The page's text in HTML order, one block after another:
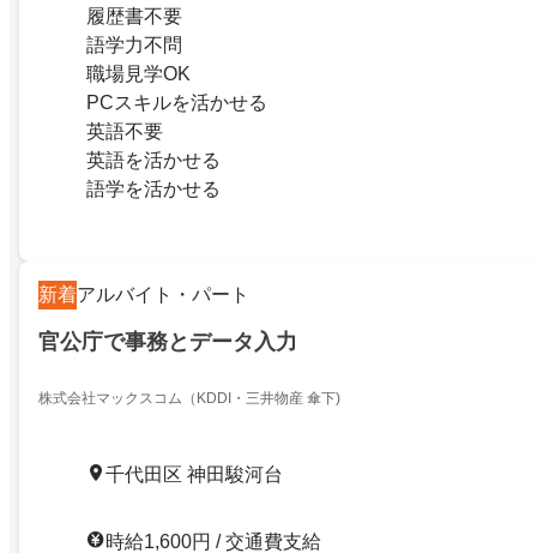
履歴書不要
語学力不問
職場見学OK
PCスキルを活かせる
英語不要
英語を活かせる
語学を活かせる
新着アルバイト・パート
官公庁で事務とデータ入力
株式会社マックスコム（KDDI・三井物産 傘下)
千代田区 神田駿河台
時給1,600円 / 交通費支給